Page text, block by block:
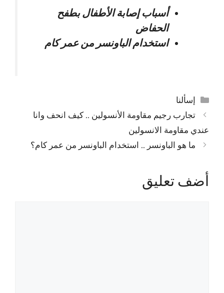
أسباب إصابة الأطفال بطفح
الحفاض
استخدام الباونسر من عمر كام
التصنيفات
إسألنا
تجارب رجيم مقاومة الأنسولين .. كيف انحف وانا
عندي مقاومة الانسولين
ما هو الباونسر .. استخدام الباونسر من عمر كام؟
أضف تعليق